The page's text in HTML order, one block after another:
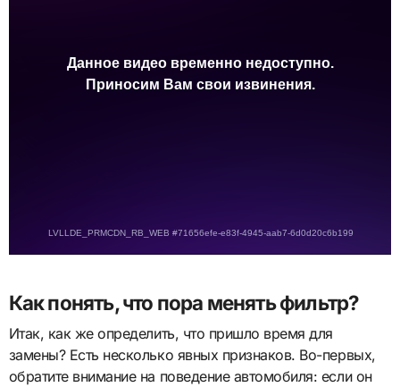
Как понять, что пора менять фильтр?
Итак, как же определить, что пришло время для
замены? Есть несколько явных признаков. Во-первых,
обратите внимание на поведение автомобиля: если он